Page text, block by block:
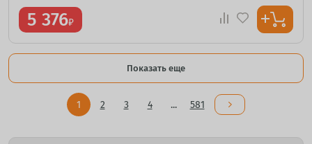
5 376₽
Показать еще
1 2 3 4 ... 581